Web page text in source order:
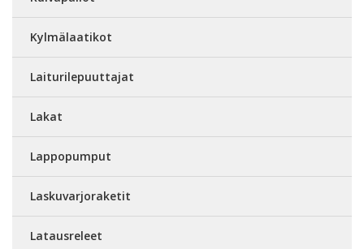
Kylmälaatikot
Laiturilepuuttajat
Lakat
Lappopumput
Laskuvarjoraketit
Latausreleet